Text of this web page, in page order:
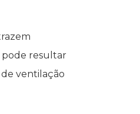
pode resultar
ventilação